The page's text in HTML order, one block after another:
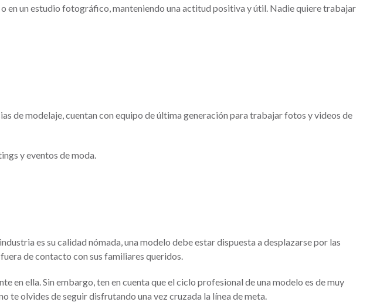
en un estudio fotográfico, manteniendo una actitud positiva y útil. Nadie quiere trabajar
de modelaje, cuentan con equipo de última generación para trabajar fotos y videos de
y eventos de moda.
es su calidad nómada, una modelo debe estar dispuesta a desplazarse por las
de contacto con sus familiares queridos.
en ella. Sin embargo, ten en cuenta que el ciclo profesional de una modelo es de muy
te olvides de seguir disfrutando una vez cruzada la línea de meta.